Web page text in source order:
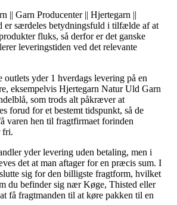
|| Garn Producenter || Hjertegarn ||
er særdeles betydningsfuld i tilfælde af at
fluks, så derfor er det ganske
leveringstiden ved det relevante
yder 1 hverdags levering på en
eksempelvis Hjertegarn Natur Uld Garn
som trods alt påkræver at
forud for et bestemt tidspunkt, så de
varen hen til fragtfirmaet forinden
fri.
yder levering uden betaling, men i
det at man aftager for en præcis sum. I
sig for den billigste fragtform, hvilket
du befinder sig nær Køge, Thisted eller
få fragtmanden til at køre pakken til en